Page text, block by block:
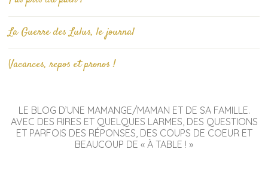
La Guerre des Lulus, le journal
Vacances, repos et pronos !
LE BLOG D’UNE MAMANGE/MAMAN ET DE SA FAMILLE.
AVEC DES RIRES ET QUELQUES LARMES, DES QUESTIONS
ET PARFOIS DES RÉPONSES, DES COUPS DE COEUR ET
BEAUCOUP DE « À TABLE ! »